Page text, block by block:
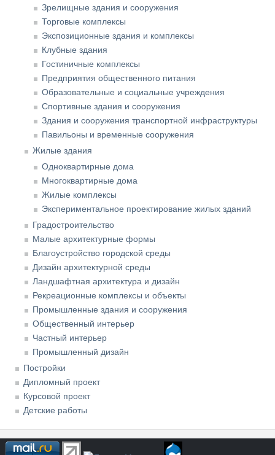
Зрелищные здания и сооружения
Торговые комплексы
Экспозиционные здания и комплексы
Клубные здания
Гостиничные комплексы
Предприятия общественного питания
Образовательные и социальные учреждения
Спортивные здания и сооружения
Здания и сооружения транспортной инфраструктуры
Павильоны и временные сооружения
Жилые здания
Одноквартирные дома
Многоквартирные дома
Жилые комплексы
Экспериментальное проектирование жилых зданий
Градостроительство
Малые архитектурные формы
Благоустройство городской среды
Дизайн архитектурной среды
Ландшафтная архитектура и дизайн
Рекреационные комплексы и объекты
Промышленные здания и сооружения
Общественный интерьер
Частный интерьер
Промышленный дизайн
Постройки
Дипломный проект
Курсовой проект
Детские работы